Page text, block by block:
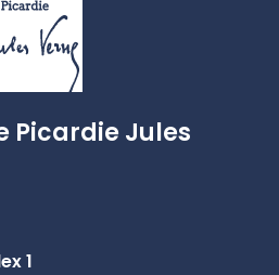
Picardie Jules
1